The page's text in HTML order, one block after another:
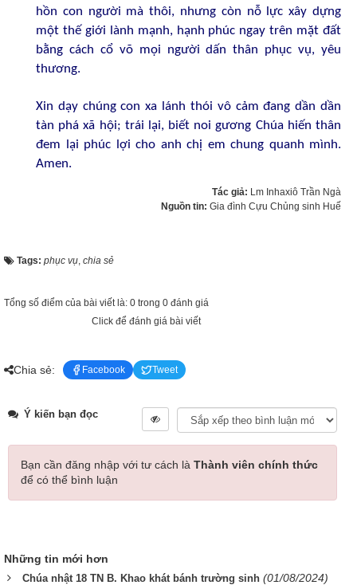
hồn con người mà thôi, nhưng còn nỗ lực xây dựng
một thế giới lành mạnh, hạnh phúc ngay trên mặt đất
bằng cách cổ võ mọi người dấn thân phục vụ, yêu
thương.
Xin dạy chúng con xa lánh thói vô cảm đang dần dần
tàn phá xã hội; trái lại, biết noi gương Chúa hiến thân
đem lại phúc lợi cho anh chị em chung quanh mình.
Amen.
Tác giả: Lm Inhaxiô Trần Ngà
Nguồn tin: Gia đình Cựu Chủng sinh Huế
Tags: phục vụ, chia sẻ
Tổng số điểm của bài viết là: 0 trong 0 đánh giá
Click để đánh giá bài viết
Chia sẻ: Facebook Tweet
Ý kiến bạn đọc
Bạn cần đăng nhập với tư cách là Thành viên chính thức
để có thể bình luận
Những tin mới hơn
Chúa nhật 18 TN B. Khao khát bánh trường sinh (01/08/2024)